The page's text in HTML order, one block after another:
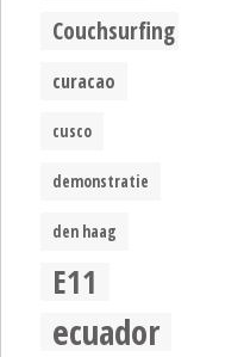
Couchsurfing
curacao
cusco
demonstratie
den haag
E11
ecuador